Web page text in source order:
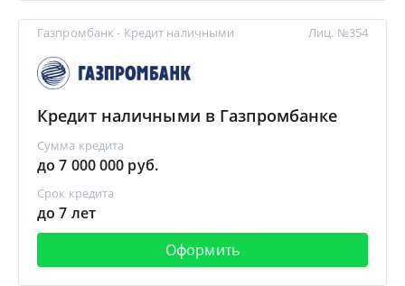
Газпромбанк - Кредит наличными
Кредит наличными в Газпромбанке
Сумма кредита
до 7 000 000 руб.
Срок кредита
до 7 лет
Оформить
Лиц. №354